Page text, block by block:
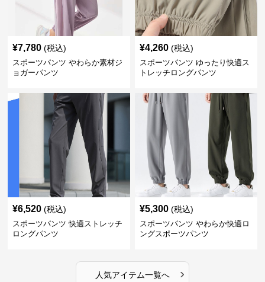
¥7,780 (税込)
スポーツパンツ やわらか素材ジ
ョガーパンツ
¥4,260 (税込)
スポーツパンツ ゆったり快適ス
トレッチロングパンツ
¥6,520 (税込)
スポーツパンツ 快適ストレッチ
ロングパンツ
¥5,300 (税込)
スポーツパンツ やわらか快適ロ
ングスポーツパンツ
人気アイテム一覧へ ›